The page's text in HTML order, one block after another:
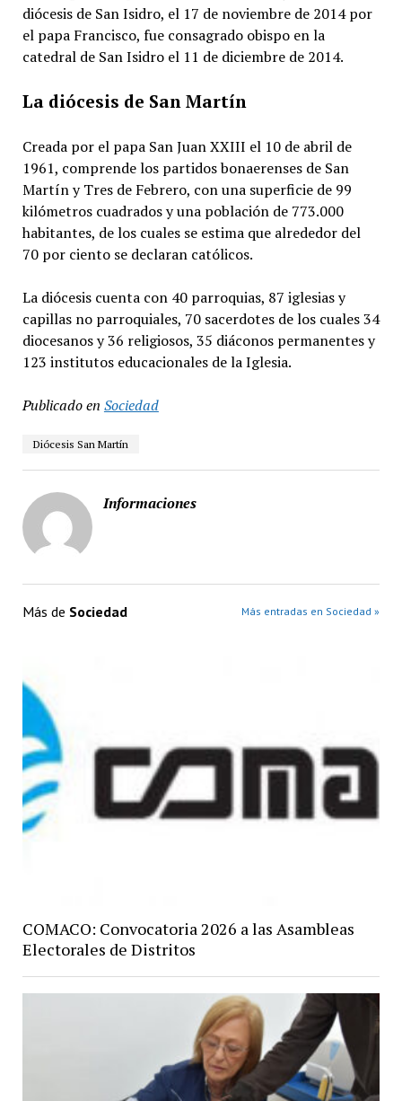
diócesis de San Isidro, el 17 de noviembre de 2014 por
el papa Francisco, fue consagrado obispo en la
catedral de San Isidro el 11 de diciembre de 2014.
La diócesis de San Martín
Creada por el papa San Juan XXIII el 10 de abril de
1961, comprende los partidos bonaerenses de San
Martín y Tres de Febrero, con una superficie de 99
kilómetros cuadrados y una población de 773.000
habitantes, de los cuales se estima que alrededor del
70 por ciento se declaran católicos.
La diócesis cuenta con 40 parroquias, 87 iglesias y
capillas no parroquiales, 70 sacerdotes de los cuales 34
diocesanos y 36 religiosos, 35 diáconos permanentes y
123 institutos educacionales de la Iglesia.
Publicado en Sociedad
Diócesis San Martín
Informaciones
Más de Sociedad Más entradas en Sociedad »
COMACO: Convocatoria 2026 a las Asambleas
Electorales de Distritos